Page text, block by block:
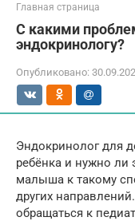
Главная страница
С какими
эндокринологу?
Опубликовано:
Эндокринолог для
ребёнка и нужно ли
малыша к такому
других
обращаться к